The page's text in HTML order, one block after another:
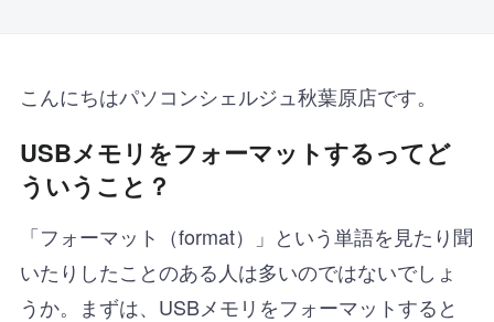
こんにちはパソコンシェルジュ秋葉原店です。
USBメモリをフォーマットするってど
ういうこと？
「フォーマット（format）」という単語を見たり聞
いたりしたことのある人は多いのではないでしょ
うか。まずは、USBメモリをフォーマットすると